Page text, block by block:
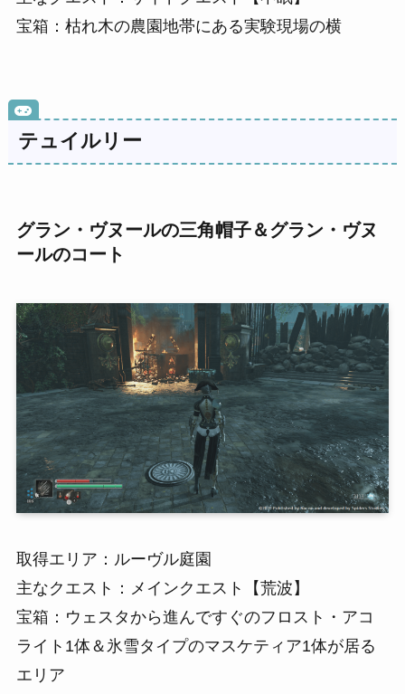
宝箱：枯れ木の農園地帯にある実験現場の横
テュイルリー
グラン・ヴヌールの三角帽子＆グラン・ヴヌ
ールのコート
取得エリア：ルーヴル庭園
主なクエスト：メインクエスト【荒波】
宝箱：ウェスタから進んですぐのフロスト・アコ
ライト1体＆氷雪タイプのマスケティア1体が居る
エリア